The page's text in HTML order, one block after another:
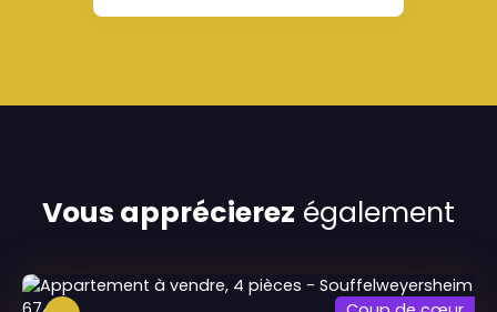
Vous apprécierez également